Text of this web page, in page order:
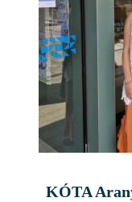
KÓTA